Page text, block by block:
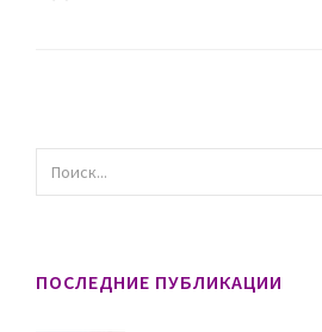
ПОСЛЕДНИЕ ПУБЛИКАЦИИ